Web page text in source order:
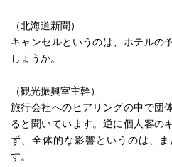
（北海道新聞）
キャンセルというのは、ホテルの
しょうか。
（観光振興室主幹）
旅行会社へのヒアリングの中で団
ると聞いています。逆に個人客の
ず、全体的な影響というのは、
す。